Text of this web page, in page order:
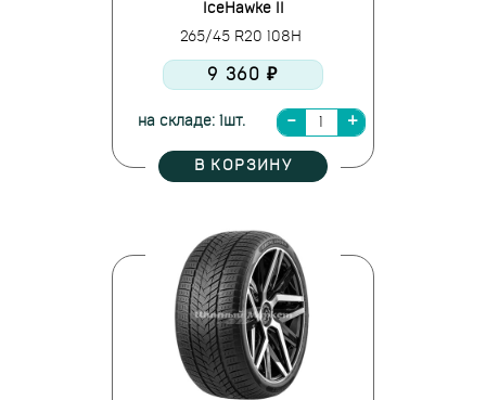
IceHawke II
265/45 R20 108H
9 360 ₽
на складе: 1шт.
В КОРЗИНУ